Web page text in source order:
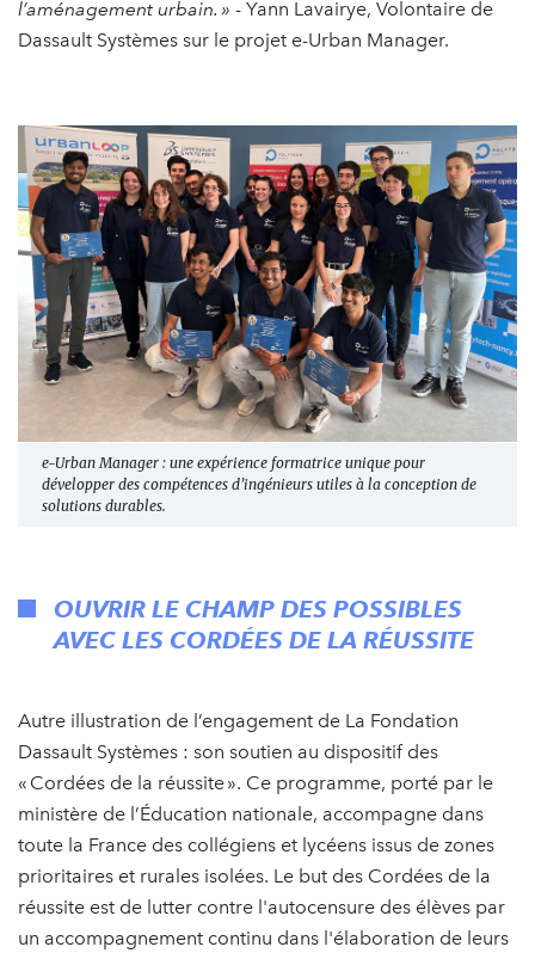
l’aménagement urbain. » - Yann Lavairye, Volontaire de
Dassault Systèmes sur le projet e-Urban Manager.
e-Urban Manager : une expérience formatrice unique pour
développer des compétences d’ingénieurs utiles à la conception de
solutions durables.
OUVRIR LE CHAMP DES POSSIBLES
AVEC LES CORDÉES DE LA RÉUSSITE
Autre illustration de l’engagement de La Fondation
Dassault Systèmes : son soutien au dispositif des
« Cordées de la réussite ». Ce programme, porté par le
ministère de l’Éducation nationale, accompagne dans
toute la France des collégiens et lycéens issus de zones
prioritaires et rurales isolées. Le but des Cordées de la
réussite est de lutter contre l'autocensure des élèves par
un accompagnement continu dans l'élaboration de leurs